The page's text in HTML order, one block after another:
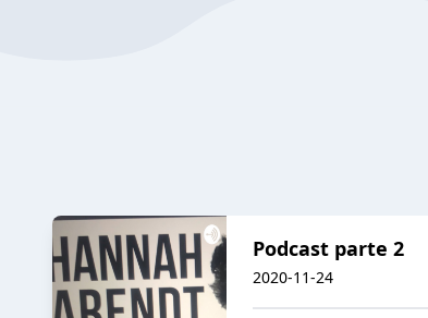
Podcast parte 2
2020-11-24